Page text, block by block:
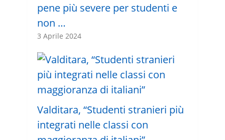
pene più severe per studenti e
non …
3 Aprile 2024
Valditara, “Studenti stranieri più
integrati nelle classi con